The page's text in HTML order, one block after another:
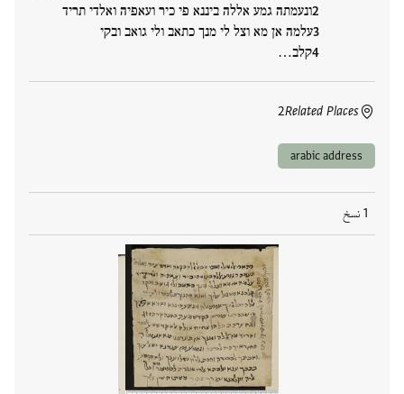
ונעמתה גמע אללה ביננא פי כיר ועאפיה ואלדי תריד
עלמה אן מא וצל לי מנך כתאב ולי גואב ובקי
קלב…
Related Places
2
arabic address
1 نسخ